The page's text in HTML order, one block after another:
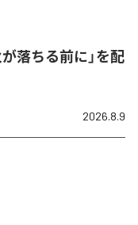
落ちる前に」を配
2026.8.9